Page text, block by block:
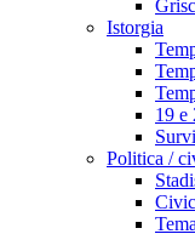
Istorgia
19 e
Politica /